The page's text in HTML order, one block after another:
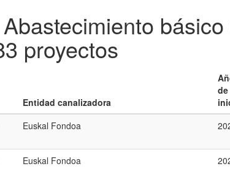
proyectos
Entidad canalizadora
de
Euskal Fondoa
Euskal Fondoa